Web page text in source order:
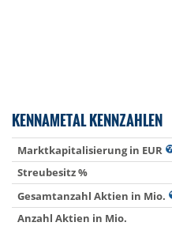
KENNAMETAL KENNZAHLEN
Marktkapitalisierung in EUR
Streubesitz %
Gesamtanzahl Aktien in Mio.
Anzahl Aktien in Mio.